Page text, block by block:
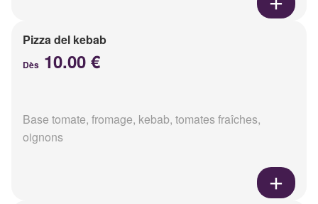
Pizza del kebab
Dès 10.00 €
Base tomate, fromage, kebab, tomates fraîches,
oignons